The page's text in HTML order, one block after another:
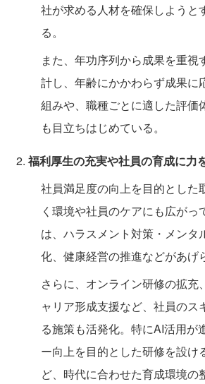
社が求める人材を確保しようと
る。
また、年功序列から成果を重視
計し、年齢にかかわらず成果に
組みや、職種ごとに適した評価
も目立ちはじめている。
福利厚生の充実や社員の育成に力
社員満足度の向上を目的とした
く環境や社員のケアにも広がっ
は、ハラスメント対策・メンタ
化、健康経営の推進などがあげ
さらに、オンライン研修の拡充
ャリア形成支援など、社員のス
る施策も活発化。特にAI活用が
ー向上を目的とした研修を設け
ど、時代に合わせた育成環境の